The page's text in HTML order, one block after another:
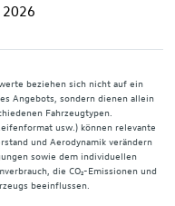
beziehen sich nicht auf ein
Angebots, sondern dienen allein
Fahrzeugtypen.
usw.) können relevante
und Aerodynamik verändern
sowie dem individuellen
die CO₂-Emissionen und
beeinflussen.